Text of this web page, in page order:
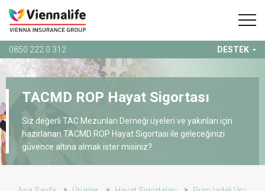
0850 222 0 312 DESTEK
TACMD ROP Hayat Sigortası
Siz değerli TAC Mezunları Derneği üyeleri ve yakınları için
hazırlanan TACMD ROP Hayat Sigortası ile geleceğinizi
güvence altına almak ister misiniz?